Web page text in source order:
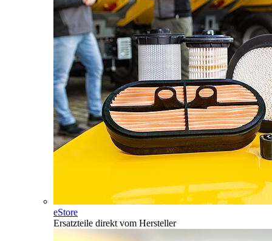
eStore
Ersatzteile direkt vom Hersteller